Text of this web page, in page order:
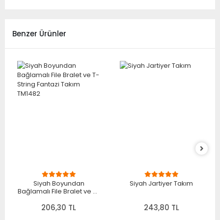
Benzer Ürünler
Siyah Boyundan
Bağlamalı File Bralet ve T-
TM1482
206,30 TL
Siyah Jartiyer Takım
243,80 TL